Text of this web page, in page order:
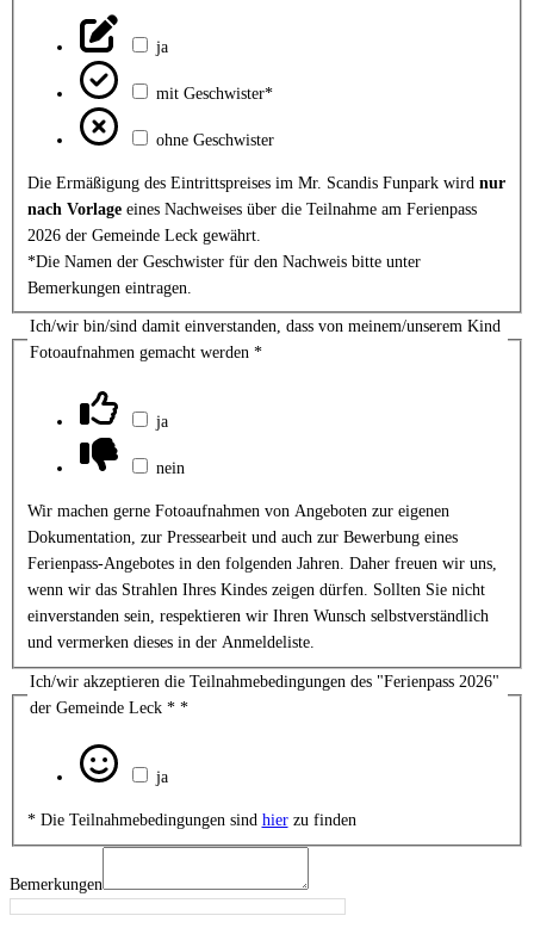
ja
mit Geschwister*
ohne Geschwister
Die Ermäßigung des Eintrittspreises im Mr. Scandis Funpark wird nur
nach Vorlageeines Nachweises über die Teilnahme am Ferienpass
2026 der Gemeinde Leck gewährt.
*Die Namen der Geschwister für den Nachweis bitte unter
Bemerkungen eintragen.
Ich/wir bin/sind damit einverstanden, dass von meinem/unserem Kind
Fotoaufnahmen gemacht werden *
ja
nein
Wir machen gerne Fotoaufnahmen von Angeboten zur eigenen
Dokumentation, zur Pressearbeit und auch zur Bewerbung eines
Ferienpass-Angebotes in den folgenden Jahren. Daher freuen wir uns,
wenn wir das Strahlen Ihres Kindes zeigen dürfen. Sollten Sie nicht
einverstanden sein, respektieren wir Ihren Wunsch selbstverständlich
und vermerken dieses in der Anmeldeliste.
Ich/wir akzeptieren die Teilnahmebedingungen des "Ferienpass 2026"
der Gemeinde Leck * *
ja
* Die Teilnahmebedingungen sind hierzu finden
Bemerkungen